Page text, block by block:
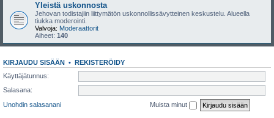
Yleistä uskonnosta
Jehovan todistajiin liittymätön uskonnollissävytteinen keskustelu. Alueella
tiukka moderointi.
Valvoja: Moderaattorit
Aiheet: 140
KIRJAUDU SISÄÄN • REKISTERÖIDY
Käyttäjätunnus:
Salasana:
Unohdin salasanani
Muista minut